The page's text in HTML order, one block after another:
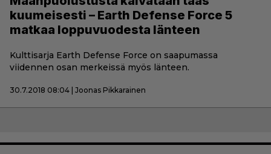
kuumeisesti – Earth Defense Force 5
matkaa loppuvuodesta länteen
Kulttisarja Earth Defense Force on saapumassa
viidennen osan merkeissä myös länteen.
30.7.2018 08:04 | Joonas Pikkarainen